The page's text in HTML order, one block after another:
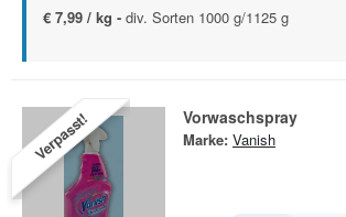
€ 7,99 / kg - div. Sorten 1000 g/1125 g
Verpasst! Vorwaschspray
Marke: Vanish